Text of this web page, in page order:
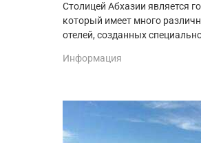
Столицей Абхазии является
который имеет много
отелей, созданных
Информация